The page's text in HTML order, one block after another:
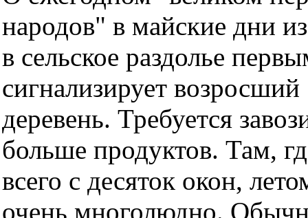
народов" в майские дни
в сельское раздолье
сигнализирует
деревень. Требуется
больше продуктов. Там,
всего с десяток окон,
очень многолюдно.